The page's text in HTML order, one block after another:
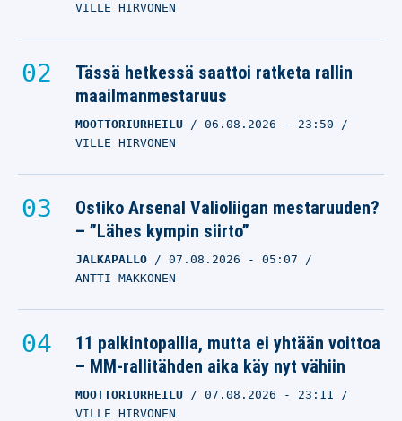
VILLE HIRVONEN
Tässä hetkessä saattoi ratketa rallin
maailmanmestaruus
MOOTTORIURHEILU 06.08.2026 - 23:50
VILLE HIRVONEN
Ostiko Arsenal Valioliigan mestaruuden?
– ”Lähes kympin siirto”
JALKAPALLO 07.08.2026 - 05:07
ANTTI MAKKONEN
11 palkintopallia, mutta ei yhtään voittoa
– MM-rallitähden aika käy nyt vähiin
MOOTTORIURHEILU 07.08.2026 - 23:11
VILLE HIRVONEN